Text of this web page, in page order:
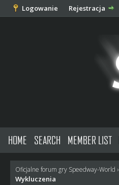
Logowanie Rejestracja
HOME SEARCH MEMBER LIST
Oficjalne forum gry Speedway-World ›
Wykluczenia